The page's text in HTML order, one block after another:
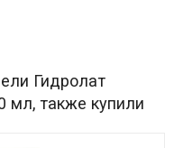
Гидролат
мл, также купили